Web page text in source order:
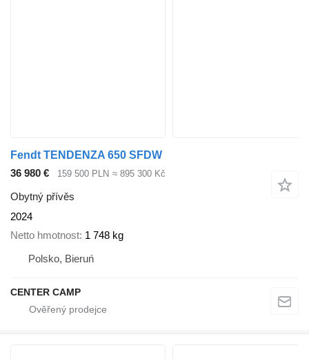
Fendt TENDENZA 650 SFDW
36 980 €
159 500 PLN ≈ 895 300 Kč
Obytný přívěs
2024
Netto hmotnost 1 748 kg
Polsko, Bieruń
CENTER CAMP